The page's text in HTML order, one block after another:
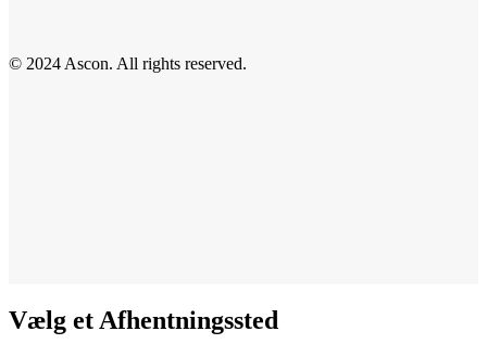
© 2024 Ascon. All rights reserved.
Vælg et Afhentningssted